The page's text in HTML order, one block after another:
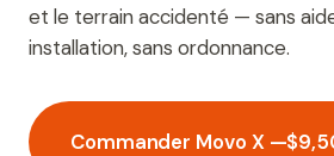
et le terrain accidenté — sans
installation, sans ordonnance.
Commander Movo X —